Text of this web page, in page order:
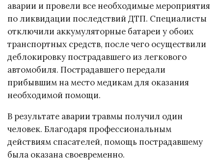
аварии и провели все необходимые мероприятия
по ликвидации последствий ДТП. Специалисты
отключили аккумуляторные батареи у обоих
транспортных средств, после чего осуществили
деблокировку пострадавшего из легкового
автомобиля. Пострадавшего передали
прибывшим на место медикам для оказания
необходимой помощи.
В результате аварии травмы получил один
человек. Благодаря профессиональным
действиям спасателей, помощь пострадавшему
была оказана своевременно.